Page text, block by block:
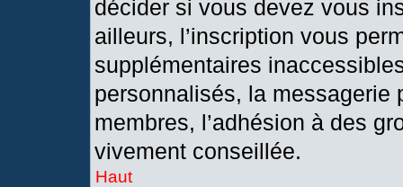
décider si vous devez vous
ailleurs, l’inscription vous
supplémentaires
personnalisés, la messagerie
membres, l’adhésion à des
vivement conseillée.
Haut